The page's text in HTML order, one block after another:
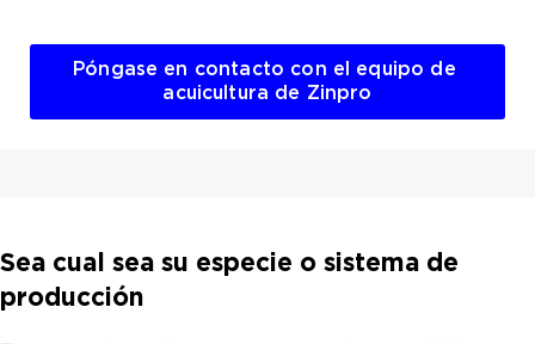
Póngase en contacto con el equipo de
acuicultura de Zinpro
Sea cual sea su especie o sistema de
producción